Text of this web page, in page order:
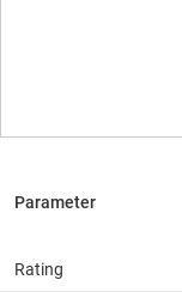
Rating